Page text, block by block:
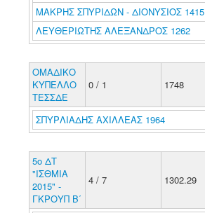
ΜΑΚΡΗΣ ΣΠΥΡΙΔΩΝ - ΔΙΟΝΥΣΙΟΣ 1415
ΛΕΥΘΕΡΙΩΤΗΣ ΑΛΕΞΑΝΔΡΟΣ 1262
ΟΜΑΔΙΚΟ
ΚΥΠΕΛΛΟ
ΤΕΣΣΔΕ
0 / 1 1748
ΣΠΥΡΛΙΑΔΗΣ ΑΧΙΛΛΕΑΣ 1964
5ο ΔΤ
"ΙΣΘΜΙΑ
2015" -
ΓΚΡΟΥΠ Β΄
4 / 7 1302.29